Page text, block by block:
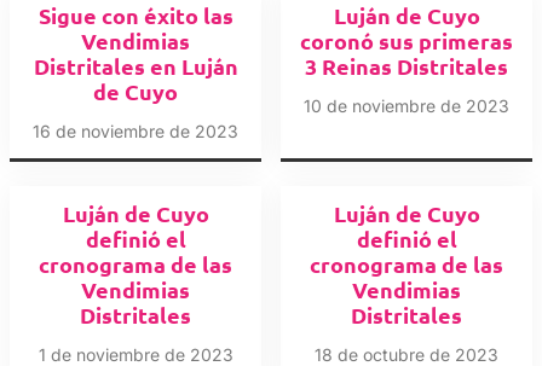
Sigue con éxito las
Vendimias
Distritales en Luján
de Cuyo
16 de noviembre de 2023
Luján de Cuyo
coronó sus primeras
3 Reinas Distritales
10 de noviembre de 2023
Luján de Cuyo
definió el
cronograma de las
Vendimias
Distritales
1 de noviembre de 2023
Luján de Cuyo
definió el
cronograma de las
Vendimias
Distritales
18 de octubre de 2023